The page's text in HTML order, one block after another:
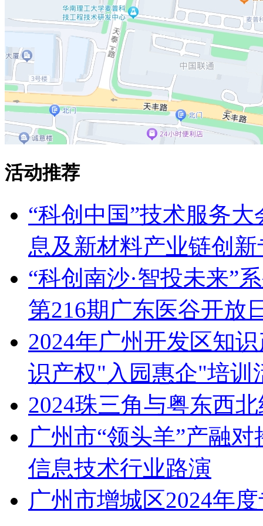
活动推荐
“科创中国”技术服务
息及新材料产业链创
“科创南沙·智投未来”
第216期广东医谷开放
2024年广州开发区知
识产权"入园惠企"培训
2024珠三角与粤东西
广州市“领头羊”产融
信息技术行业路演
广州市增城区2024年